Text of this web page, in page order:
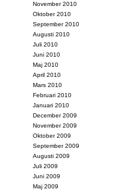
November 2010
Oktober 2010
September 2010
Augusti 2010
Juli 2010
Juni 2010
Maj 2010
April 2010
Mars 2010
Februari 2010
Januari 2010
December 2009
November 2009
Oktober 2009
September 2009
Augusti 2009
Juli 2009
Juni 2009
Maj 2009